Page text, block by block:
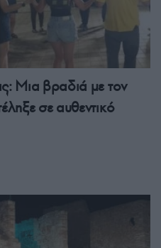
Μια βραδιά με τον
σε αυθεντικό